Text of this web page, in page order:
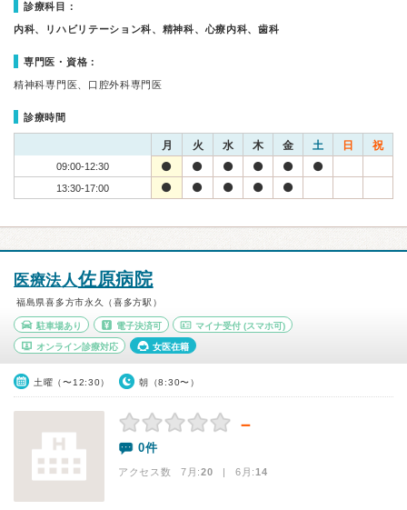
診療科目：
内科、リハビリテーション科、精神科、心療内科、歯科
専門医・資格：
精神科専門医、口腔外科専門医
診療時間
月 火 水 木 金 土 日 祝
09:00-12:30
13:30-17:00
医療法人佐原病院
福島県喜多方市永久（喜多方駅）
駐車場あり 電子決済可 マイナ受付 (スマホ可)
オンライン診療対応 女医在籍
土曜（〜12:30） 朝（8:30〜）
－
0件
アクセス数 7月:20 | 6月:14